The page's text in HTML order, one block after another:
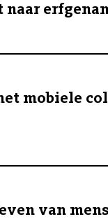
naar
mobiele
van